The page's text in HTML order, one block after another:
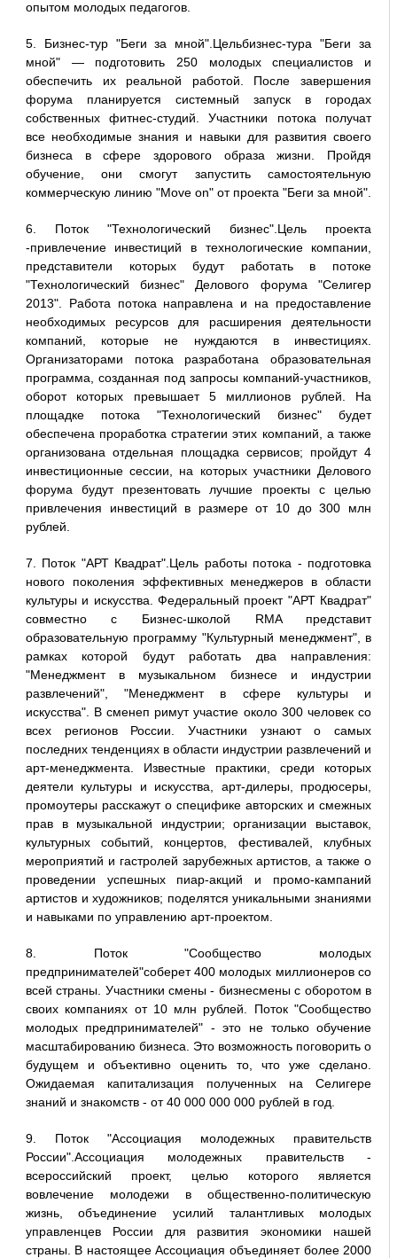
опытом молодых педагогов.
5. Бизнес-тур "Беги за мной".Цельбизнес-тура "Беги за
мной" — подготовить 250 молодых специалистов и
обеспечить их реальной работой. После завершения
форума планируется системный запуск в городах
собственных фитнес-студий. Участники потока получат
все необходимые знания и навыки для развития своего
бизнеса в сфере здорового образа жизни. Пройдя
обучение, они смогут запустить самостоятельную
коммерческую линию "Move on" от проекта "Беги за мной".
6. Поток "Технологический бизнес".Цель проекта
-привлечение инвестиций в технологические компании,
представители которых будут работать в потоке
"Технологический бизнес" Делового форума "Селигер
2013". Работа потока направлена и на предоставление
необходимых ресурсов для расширения деятельности
компаний, которые не нуждаются в инвестициях.
Организаторами потока разработана образовательная
программа, созданная под запросы компаний-участников,
оборот которых превышает 5 миллионов рублей. На
площадке потока "Технологический бизнес" будет
обеспечена проработка стратегии этих компаний, а также
организована отдельная площадка сервисов; пройдут 4
инвестиционные сессии, на которых участники Делового
форума будут презентовать лучшие проекты с целью
привлечения инвестиций в размере от 10 до 300 млн
рублей.
7. Поток "АРТ Квадрат".Цель работы потока - подготовка
нового поколения эффективных менеджеров в области
культуры и искусства. Федеральный проект "АРТ Квадрат"
совместно с Бизнес-школой RMA представит
образовательную программу "Культурный менеджмент", в
рамках которой будут работать два направления:
"Менеджмент в музыкальном бизнесе и индустрии
развлечений", "Менеджмент в сфере культуры и
искусства". В сменеп римут участие около 300 человек со
всех регионов России. Участники узнают о самых
последних тенденциях в области индустрии развлечений и
арт-менеджмента. Известные практики, среди которых
деятели культуры и искусства, арт-дилеры, продюсеры,
промоутеры расскажут о специфике авторских и смежных
прав в музыкальной индустрии; организации выставок,
культурных событий, концертов, фестивалей, клубных
мероприятий и гастролей зарубежных артистов, а также о
проведении успешных пиар-акций и промо-кампаний
артистов и художников; поделятся уникальными знаниями
и навыками по управлению арт-проектом.
8. Поток "Сообщество молодых
предпринимателей"соберет 400 молодых миллионеров со
всей страны. Участники смены - бизнесмены с оборотом в
своих компаниях от 10 млн рублей. Поток "Сообщество
молодых предпринимателей" - это не только обучение
масштабированию бизнеса. Это возможность поговорить о
будущем и объективно оценить то, что уже сделано.
Ожидаемая капитализация полученных на Селигере
знаний и знакомств - от 40 000 000 000 рублей в год.
9. Поток "Ассоциация молодежных правительств
России".Ассоциация молодежных правительств -
всероссийский проект, целью которого является
вовлечение молодежи в общественно-политическую
жизнь, объединение усилий талантливых молодых
управленцев России для развития экономики нашей
страны. В настоящее Ассоциация объединяет более 2000